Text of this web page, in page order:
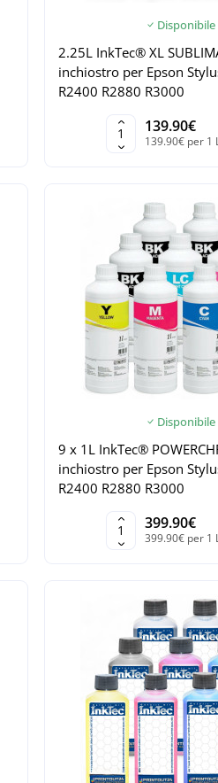
Disponibile
2.25L InkTec® XL
inchiostro per Epson
R2400 R2880 R3000
139.90€
139.90€ per 1
Disponibile
9 x 1L InkTec®
inchiostro per Epson
R2400 R2880 R3000
399.90€
399.90€ per 1